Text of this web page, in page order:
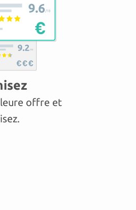
offre et